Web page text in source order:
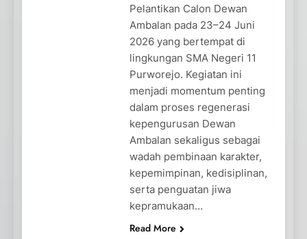
Pelantikan Calon Dewan
Ambalan pada 23–24 Juni
2026 yang bertempat di
lingkungan SMA Negeri 11
Purworejo. Kegiatan ini
menjadi momentum penting
dalam proses regenerasi
kepengurusan Dewan
Ambalan sekaligus sebagai
wadah pembinaan karakter,
kepemimpinan, kedisiplinan,
serta penguatan jiwa
kepramukaan…
Read More